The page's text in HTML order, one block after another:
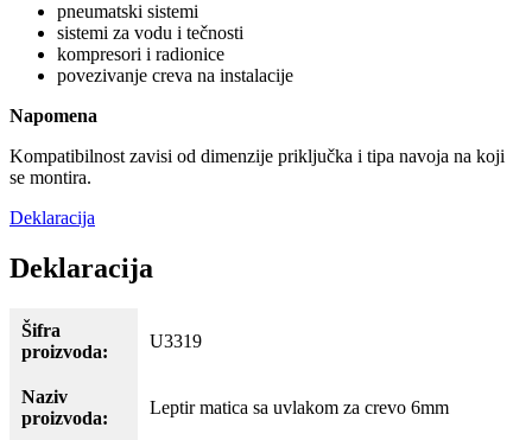
pneumatski sistemi
sistemi za vodu i tečnosti
kompresori i radionice
povezivanje creva na instalacije
Napomena
Kompatibilnost zavisi od dimenzije priključka i tipa navoja na koji
se montira.
Deklaracija
Deklaracija
Šifra
proizvoda:
U3319
Naziv
proizvoda:
Leptir matica sa uvlakom za crevo 6mm